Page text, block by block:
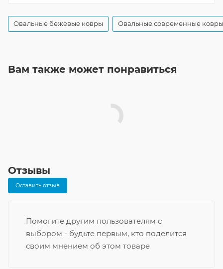
Овальные бежевые ковры Овальные современные ковры
Вам также может понравиться
Отзывы
Оставить отзыв
Помогите другим пользователям с
выбором - будьте первым, кто поделится
своим мнением об этом товаре